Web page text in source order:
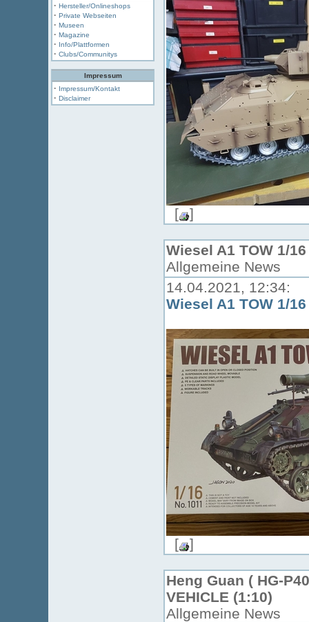
· Hersteller/Onlineshops
· Private Webseiten
· Museen
· Magazine
· Info/Plattformen
· Clubs/Communitys
Impressum
· Impressum/Kontakt
· Disclaimer
[ ]
Wiesel A1 TOW 1/
Allgemeine News
14.04.2021, 12:34:
Wiesel A1 TOW 1/
[ ]
Heng Guan ( HG-
VEHICLE (1:10)
Allgemeine News